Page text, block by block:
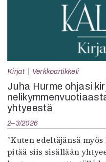
Kirjat Verkkoartikkeli
Juha Hurme ohjasi
yhtyeestä
2–3/2026
”Kuten edeltäjänsä
pitää siis sisällään